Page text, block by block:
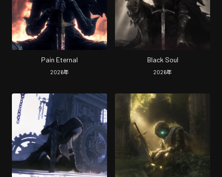
Pain Eternal
2026年
Black Soul
2026年